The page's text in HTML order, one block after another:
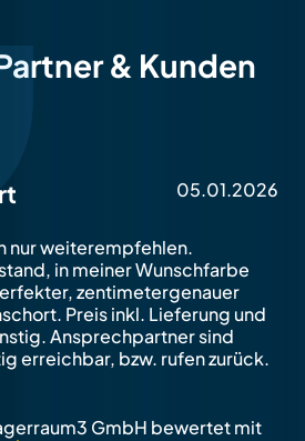
& Kunden
05.01.2026
nur weiterempfehlen.
in meiner Wunschfarbe
zentimetergenauer
Preis inkl. Lieferung und
Ansprechpartner sind
erreichbar, bzw. rufen zurück.
GmbH bewertet mit